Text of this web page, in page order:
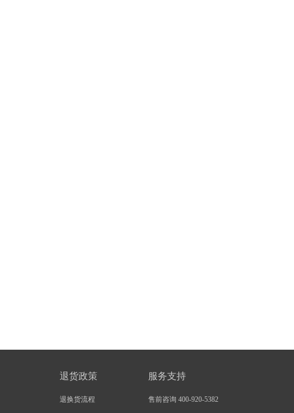
退货政策
退换货流程
服务支持
售前咨询 400-920-5382